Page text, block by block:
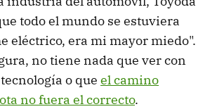
todo el mundo se estuviera
eléctrico, era mi mayor miedo".
no tiene nada que ver con
o que el camino
no fuera el correcto.